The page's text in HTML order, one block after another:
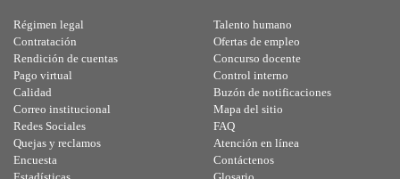
Régimen legal
Contratación
Rendición de cuentas
Pago virtual
Calidad
Talento humano
Ofertas de empleo
Concurso docente
Control interno
Buzón de notificaciones
Correo institucional
Redes Sociales
Quejas y reclamos
Encuesta
Mapa del sitio
FAQ
Atención en línea
Contáctenos